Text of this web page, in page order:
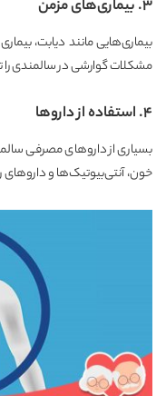
۳. بیماری‌های مزمن
بیماری‌هایی مانند دیابت،
مشکلات گوارشی در سالمندی را
۴. استفاده از داروها
بسیاری از داروهای مصرفی
خون، آنتی‌بیوتیک‌ها و